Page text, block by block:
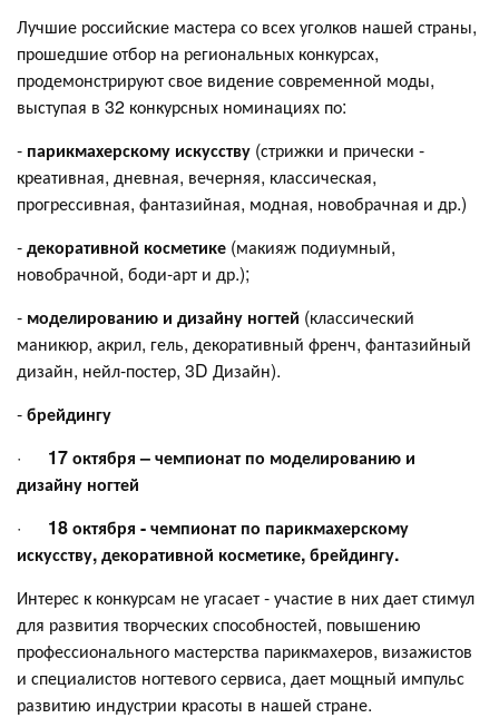
Лучшие российские мастера со всех уголков нашей страны,
прошедшие отбор на региональных конкурсах,
продемонстрируют свое видение современной моды,
выступая в 32 конкурсных номинациях по:
- парикмахерскому искусству (стрижки и прически -
креативная, дневная, вечерняя, классическая,
прогрессивная, фантазийная, модная, новобрачная и др.)
-декоративной косметике (макияж подиумный,
новобрачной, боди-арт и др.);
- моделированию и дизайну ногтей (классический
маникюр, акрил, гель, декоративный френч, фантазийный
дизайн, нейл-постер, 3D Дизайн).
-брейдингу
· 17 октября – чемпионат по моделированию и
дизайну ногтей
· 18 октября - чемпионат по парикмахерскому
искусству, декоративной косметике, брейдингу.
Интерес к конкурсам не угасает - участие в них дает стимул
для развития творческих способностей, повышению
профессионального мастерства парикмахеров, визажистов
и специалистов ногтевого сервиса, дает мощный импульс
развитию индустрии красоты в нашей стране.